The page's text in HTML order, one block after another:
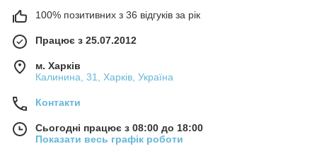
100% позитивних з 36 відгуків за рік
Працює з 25.07.2012
м. Харків
Калинина, 31, Харків, Україна
Контакти
Сьогодні працює з 08:00 до 18:00
Показати весь графік роботи